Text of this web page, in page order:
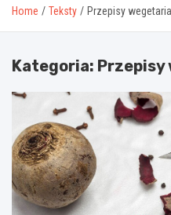
Home Teksty Przepisy
Kategoria: